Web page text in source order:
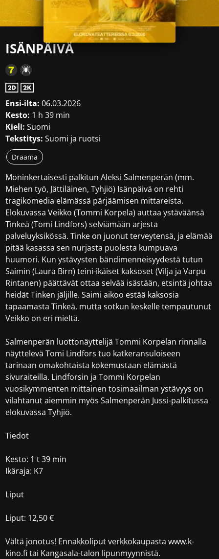
ISÄNPÄIVÄ
Ensi-ilta: 06.03.2026
Kesto: 1 h 39 min
Kieli: Suomi
Tekstitys: Suomi ja ruotsi
Draama
Moninkertaisesti palkitun Aleksi Salmenperän (mm.
Miehen työ, Jättiläinen, Tyhjiö) Isänpäivä on rehti
tragikomedia elämässä pärjäämisen mittareista.
Elokuvassa Veikko (Tommi Korpela) auttaa ystäväänsä
Tinkeä (Tomi Lindfors) selviämään arjesta
palveluyksikössä. Tinke on juonut terveytensä, ja elämää
pitää kasassa sen nurjasta puolesta kumpuava
huumori. Kun ystävysten bändimenneisyydestä tutun
Saimin (Laura Birn) teini-ikäiset kaksoset (Vilja ja Varpu
Rintanen) päättävät ottaa selvää isästään, etsintä johtaa
heidät Tinken jäljille. Saimi aikoo estää kaksosia
tapaamasta Tinkeä, mutta sotkun keskelle tempautunut
Veikko on eri mieltä.
Salmenperän luottonäyttelijä Tommi Korpelan rinnalla
näyttelevä Tomi Lindfors tuo katkeransuloiseen
tarinaan omakohtaista kokemustaan elämästä
sivuraiteilla. Lindforsin ja Tommi Korpelan
vuosikymmenten mittainen tosimaailman ystävyys on
vilahtanut aiemmin myös Salmenperän Jussi-palkitussa
elokuvassa Tyhjiö.
Tiedot
Kesto: 1 t 39 min
Ikäraja: K7
Liput
Liput: 12,50 €
Vältä jonotus! Ennakkoliput verkkokaupasta www.k-
kino.fi tai Kangasala-talon lipunmyynnistä.